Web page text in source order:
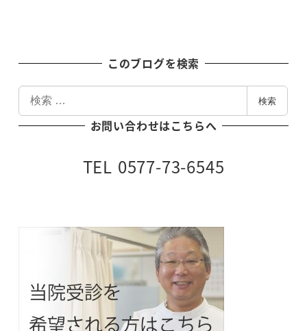
このブログを検索
索
検索
お問い合わせはこちらへ
TEL 0577-73-6545